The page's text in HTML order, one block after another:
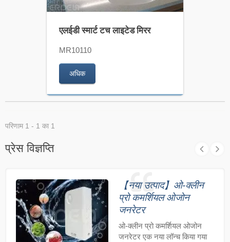
एलईडी स्मार्ट टच लाइटेड मिरर
MR10110
अधिक
परिणाम 1 - 1 का 1
प्रेस विज्ञप्ति
【नया उत्पाद】ओ-क्लीन
प्रो कमर्शियल ओजोन
जनरेटर
ओ-क्लीन प्रो कमर्शियल ओजोन
जनरेटर एक नया लॉन्च किया गया